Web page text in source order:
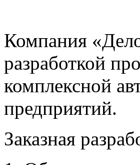
Компания
разработкой
комплексной
предприятий.
Заказная